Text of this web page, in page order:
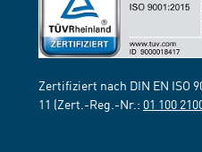
Zertifiziert nach DIN EN ISO
11 (Zert.-Reg.-Nr.: 01 100